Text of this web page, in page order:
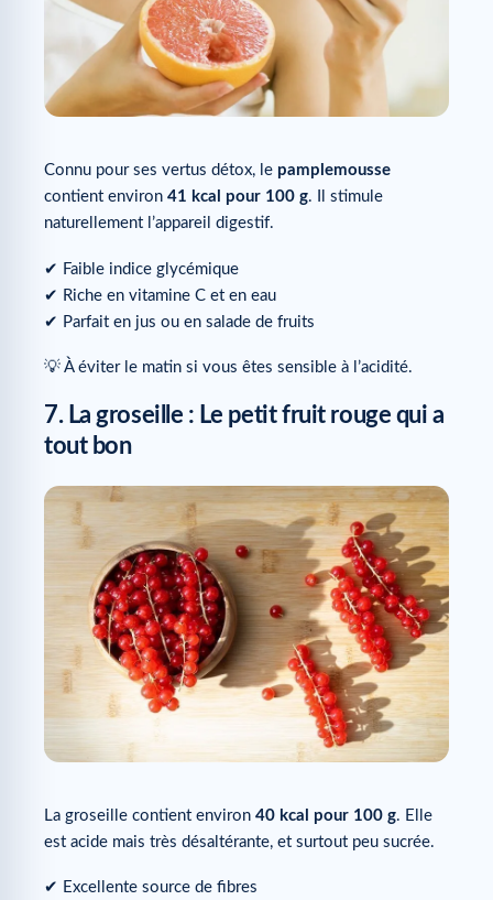
Connu pour ses vertus détox, le pamplemousse
contient environ 41 kcal pour 100 g. Il stimule
naturellement l’appareil digestif.
✔ Faible indice glycémique
✔ Riche en vitamine C et en eau
✔ Parfait en jus ou en salade de fruits
💡 À éviter le matin si vous êtes sensible à l’acidité.
7. La groseille : Le petit fruit rouge qui a
tout bon
La groseille contient environ 40 kcal pour 100 g. Elle
est acide mais très désaltérante, et surtout peu sucrée.
✔ Excellente source de fibres